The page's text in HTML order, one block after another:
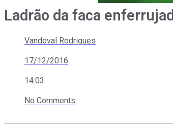
Ladrão da faca
Vandoval Rodrigues
17/12/2016
14:03
No Comments